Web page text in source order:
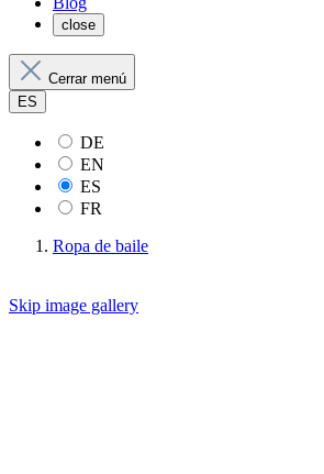
close
Cerrar menú
ES
DE
EN
ES
FR
Ropa de baile
Skip image gallery